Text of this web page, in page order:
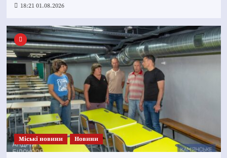
18:21 01.08.2026
Mіські новини Новини